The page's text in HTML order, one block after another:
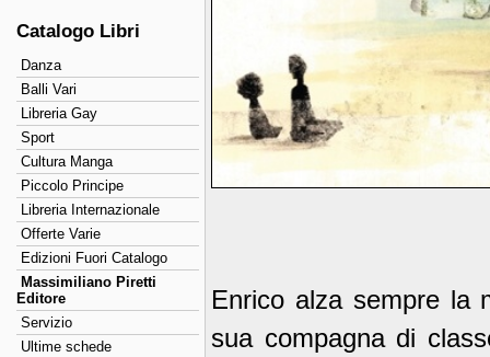
Enrico alza sempre la
sua compagna di
Catalogo Libri
Danza
Balli Vari
Libreria Gay
Sport
Cultura Manga
Piccolo Principe
Libreria Internazionale
Offerte Varie
Edizioni Fuori Catalogo
Massimiliano Piretti
Editore
Servizio
Ultime schede